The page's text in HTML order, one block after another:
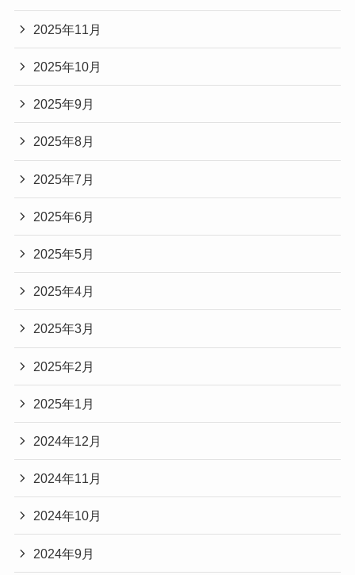
2025年11月
2025年10月
2025年9月
2025年8月
2025年7月
2025年6月
2025年5月
2025年4月
2025年3月
2025年2月
2025年1月
2024年12月
2024年11月
2024年10月
2024年9月